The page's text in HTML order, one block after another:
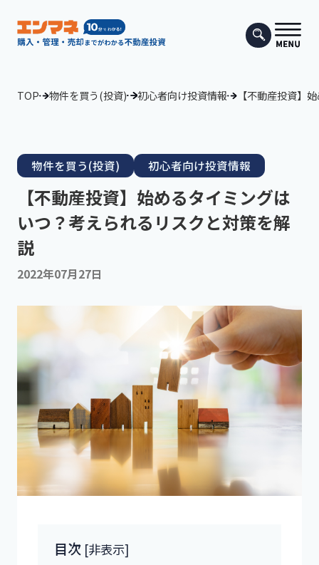
TOP 物件を買う(投資) 初心者向け投資情報 【不動産投資】
物件を買う(投資) 初心者向け投資情報
【不動産投資】始めるタイミングは
いつ？考えられるリスクと対策を解
説
2022年07月27日
目次 [非表示]